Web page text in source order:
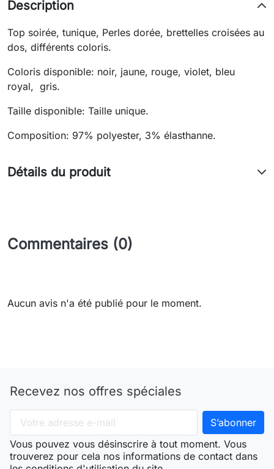
Description
Top soirée, tunique, Perles dorée, brettelles croisées au
dos, différents coloris.
Coloris disponible: noir, jaune, rouge, violet, bleu
royal, gris.
Taille disponible: Taille unique.
Composition: 97% polyester, 3% élasthanne.
Détails du produit
Commentaires (0)
Aucun avis n'a été publié pour le moment.
Recevez nos offres spéciales
Vous pouvez vous désinscrire à tout moment. Vous
trouverez pour cela nos informations de contact dans